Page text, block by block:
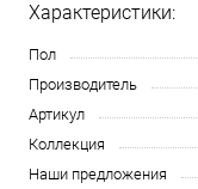
Характеристики:
Пол
Производитель
Артикул
Коллекция
Наши предложения